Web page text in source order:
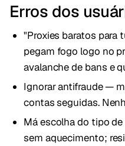
Erros dos
"Proxies baratos
pegam fogo logo no
avalanche de bans e
Ignorar antifraude —
contas seguidas.
Má escolha do tipo
sem aquecimento;